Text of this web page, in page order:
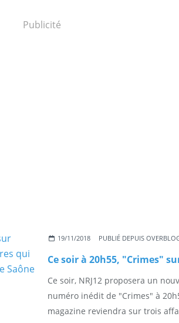
Publicité
19/11/2018 PUBLIÉ DEPUIS
Ce soir, NRJ12 proposera un
numéro inédit de "Crimes" à
magazine reviendra sur trois